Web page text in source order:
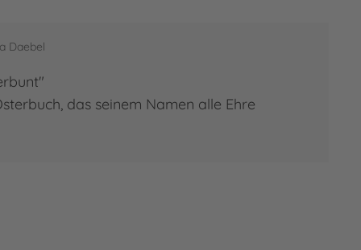
Daebel
das seinem Namen alle Ehre